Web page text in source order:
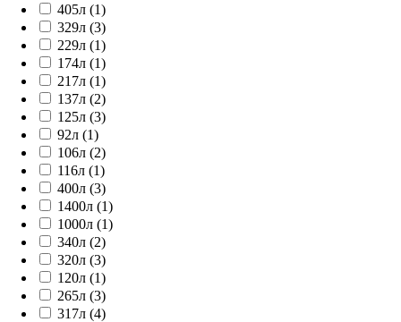
405л (1)
329л (3)
229л (1)
174л (1)
217л (1)
137л (2)
125л (3)
92л (1)
106л (2)
116л (1)
400л (3)
1400л (1)
1000л (1)
340л (2)
320л (3)
120л (1)
265л (3)
317л (4)